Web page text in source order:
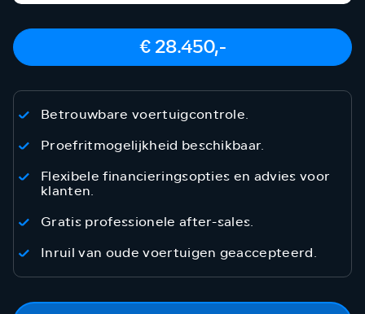
€ 28.450,-
Betrouwbare voertuigcontrole.
Proefritmogelijkheid beschikbaar.
Flexibele financieringsopties en advies voor
klanten.
Gratis professionele after-sales.
Inruil van oude voertuigen geaccepteerd.